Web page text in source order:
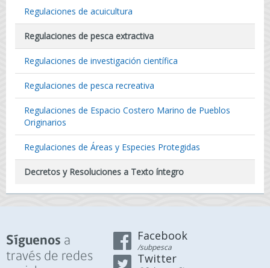
Regulaciones de acuicultura
Regulaciones de pesca extractiva
Regulaciones de investigación científica
Regulaciones de pesca recreativa
Regulaciones de Espacio Costero Marino de Pueblos
Originarios
Regulaciones de Áreas y Especies Protegidas
Decretos y Resoluciones a Texto íntegro
Síguenos a
través de redes
Facebook
/subpesca
Twitter